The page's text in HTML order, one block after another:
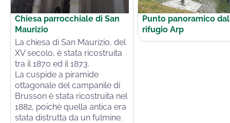
View picture in full screen
Chiesa parrocchiale di San
Maurizio
La chiesa di San Maurizio, del
XV secolo, è stata ricostruita
tra il 1870 ed il 1873.
La cuspide a piramide
ottagonale del campanile di
Brusson è stata ricostruita nel
1882, poichè quella antica era
stata distrutta da un fulmine.
Punto panoramico dal
rifugio Arp